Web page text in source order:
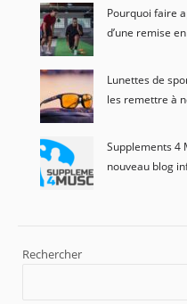
Pourquoi faire
d’une remise
Lunettes de
les remettre à
Supplements 4
nouveau blog
Rechercher